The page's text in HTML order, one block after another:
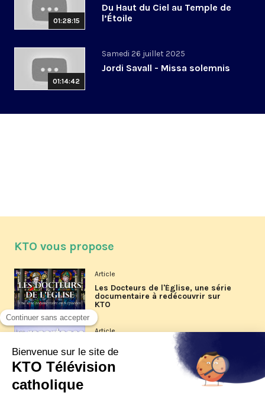
01:28:15
Du Haut du Ciel au Temple de
l’Étoile
01:14:42
Samedi 26 juillet 2025
Jordi Savall - Missa solemnis
KTO vous propose
Article
Les Docteurs de l'Église, une série
documentaire à redécouvrir sur
KTO
Article
Les reportages d'été 2026 de KTO